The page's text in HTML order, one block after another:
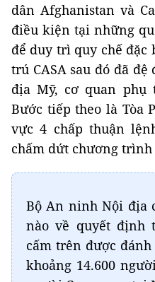
dân Afghanistan và
điều kiện tại những
để duy trì quy chế đặc
trú CASA sau đó đã
địa Mỹ, cơ quan phụ
Bước tiếp theo là Tòa
vực 4 chấp thuận
chấm dứt chương trình
Bộ An ninh Nội địa
nào về quyết định
cấm trên được
khoảng 14.600